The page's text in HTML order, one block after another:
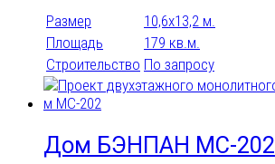
Размер
10,6х13,2 м.
Площадь
179 кв.м.
Строительство По запросу
Дом БЭНПАН МС-202